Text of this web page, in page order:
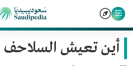
أين تعيش السلاحف